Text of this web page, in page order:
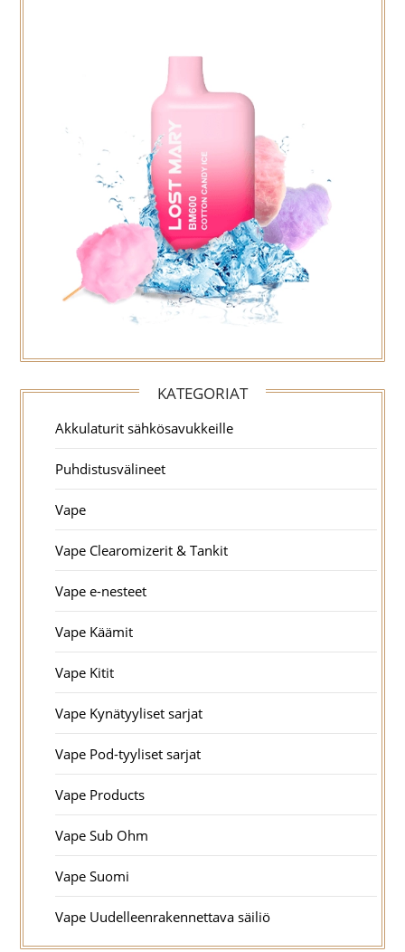
KATEGORIAT
Akkulaturit sähkösavukkeille
Puhdistusvälineet
Vape
Vape Clearomizerit & Tankit
Vape e-nesteet
Vape Käämit
Vape Kitit
Vape Kynätyyliset sarjat
Vape Pod-tyyliset sarjat
Vape Products
Vape Sub Ohm
Vape Suomi
Vape Uudelleenrakennettava säiliö